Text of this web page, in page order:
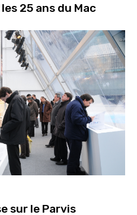
25 ans du Mac
sur le Parvis